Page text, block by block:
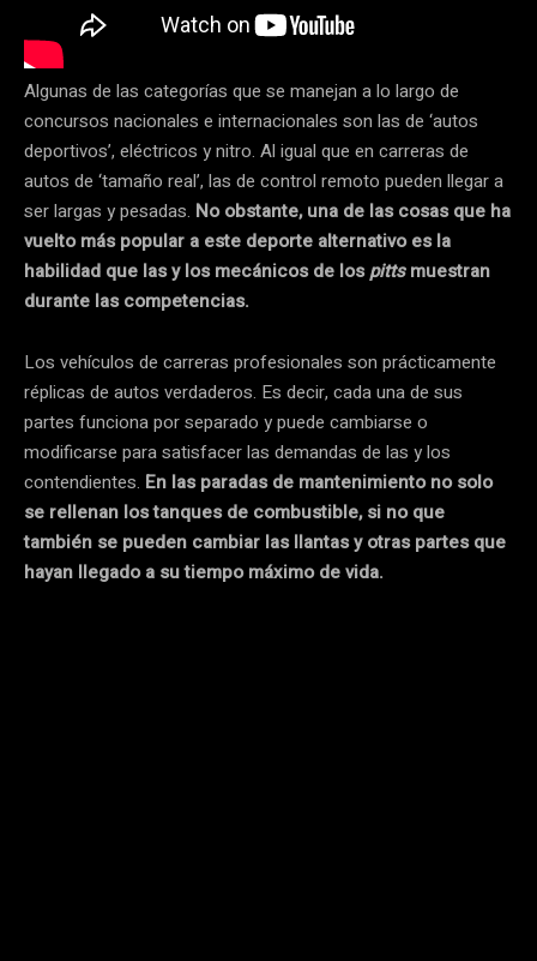
Algunas de las categorías que se manejan a lo largo de
concursos nacionales e internacionales son las de ‘autos
deportivos’, eléctricos y nitro. Al igual que en carreras de
autos de ‘tamaño real’, las de control remoto pueden llegar a
ser largas y pesadas. No obstante, una de las cosas que ha
vuelto más popular a este deporte alternativo es la
habilidad que las y los mecánicos de lospittsmuestran
durante las competencias.
Los vehículos de carreras profesionales son prácticamente
réplicas de autos verdaderos. Es decir, cada una de sus
partes funciona por separado y puede cambiarse o
modificarse para satisfacer las demandas de las y los
contendientes. En las paradas de mantenimiento no solo
se rellenan los tanques de combustible, si no que
también se pueden cambiar las llantas y otras partes que
hayan llegado a su tiempo máximo de vida.